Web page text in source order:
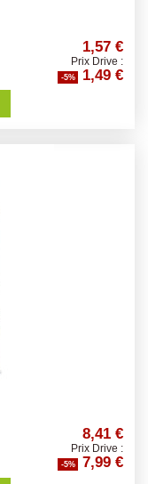
1,57 €
Prix Drive :
-5% 1,49 €
8,41 €
Prix Drive :
-5% 7,99 €